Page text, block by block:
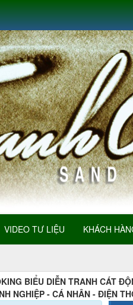
VIDEO TƯ LIỆU KHÁCH
BIỂU DIỄN TRANH CÁT
NGHIỆP - CÁ NHÂN - ĐIỆN